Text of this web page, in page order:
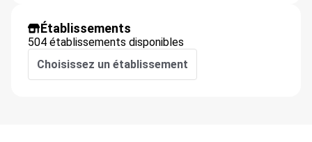
Établissements
504 établissements disponibles
Choisissez un établissement